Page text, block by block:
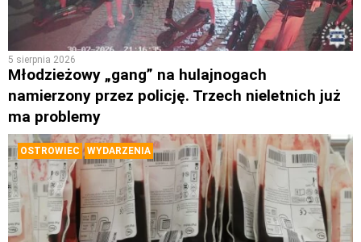
5 sierpnia 2026
Młodzieżowy „gang” na hulajnogach
namierzony przez policję. Trzech nieletnich już
ma problemy
OSTROWIEC WYDARZENIA